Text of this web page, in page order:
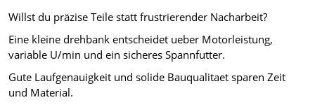
Willst du präzise Teile statt frustrierender Nacharbeit?
Eine kleine drehbank entscheidet ueber Motorleistung,
variable U/min und ein sicheres Spannfutter.
Gute Laufgenauigkeit und solide Bauqualitaet sparen Zeit
und Material.